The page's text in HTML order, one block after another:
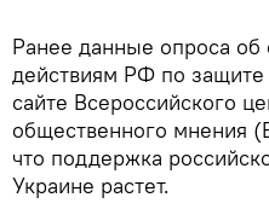
Ранее данные опроса
действиям РФ по защите
сайте Всероссийского
общественного мнения
что поддержка
Украине растет.